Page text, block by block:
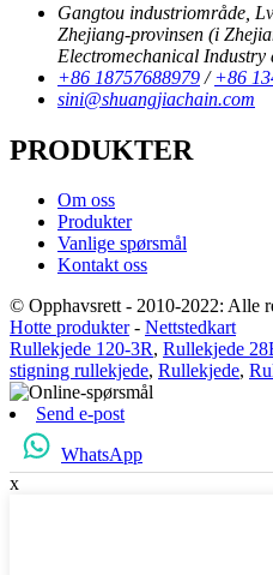
Gangtou industriområde,
Zhejiang-provinsen (i
Electromechanical
+86 18757688979 /+86
sini@shuangjiachain.com
PRODUKTER
Om oss
Produkter
Vanlige spørsmål
Kontakt oss
© Opphavsrett - 2010-2022: Alle
Hotte produkter- Nettstedkart
Rullekjede 120-3R, Rullekjede
stigning rullekjede, Rullekjede,
Send e-post
WhatsApp
x